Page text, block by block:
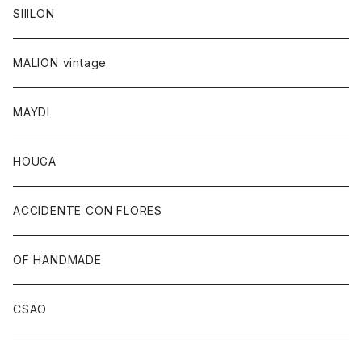
SIIILON
MALION vintage
MAYDI
HOUGA
ACCIDENTE CON FLORES
OF HANDMADE
CSAO